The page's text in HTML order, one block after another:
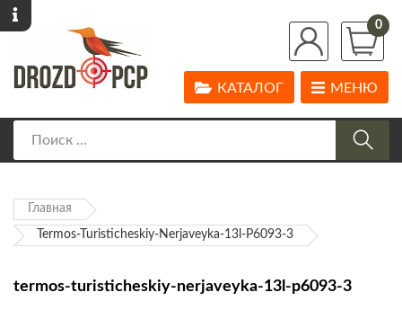
0
МЕНЮ
КАТАЛОГ
Главная
Termos-Turisticheskiy-Nerjaveyka-13l-P6093-3
termos-turisticheskiy-nerjaveyka-13l-p6093-3